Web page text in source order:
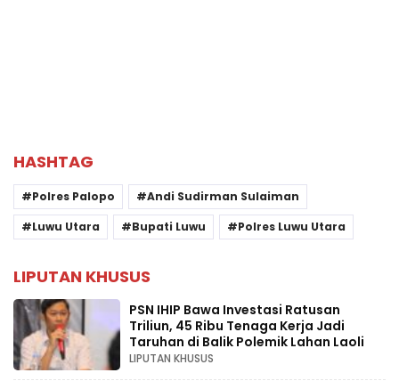
HASHTAG
Polres Palopo
Andi Sudirman Sulaiman
Luwu Utara
Bupati Luwu Polres Luwu Utara
LIPUTAN KHUSUS
PSN IHIP Bawa Investasi Ratusan
Triliun, 45 Ribu Tenaga Kerja Jadi
Taruhan di Balik Polemik Lahan Laoli
LIPUTAN KHUSUS